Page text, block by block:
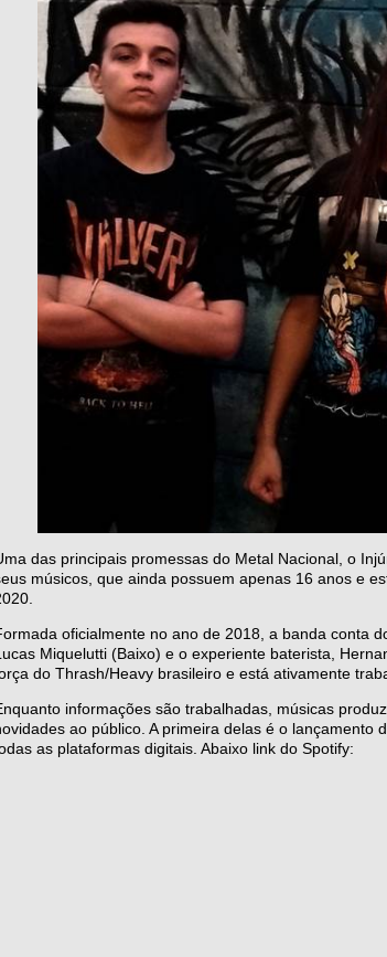
das principais promessas do Metal Nacional, o
músicos, que ainda possuem apenas 16 anos e
oficialmente no ano de 2018, a banda conta
Miquelutti (Baixo) e o experiente baterista,
do Thrash/Heavy brasileiro e está ativamente
informações são trabalhadas, músicas
ao público. A primeira delas é o lançamento
as plataformas digitais. Abaixo link do Spotify: